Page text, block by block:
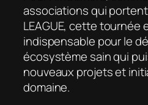
associations qui portent
LEAGUE, cette tournée
indispensable pour le
écosystème sain qui
nouveaux projets et
domaine.